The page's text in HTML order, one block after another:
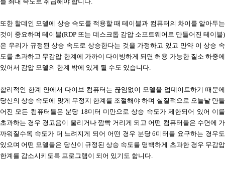
또한 할데인 모델에 상승 속도를 적용할 때 테이블과 컴퓨터의 차이를 알아두는
것이 중요하며 테이블(RDP 또는 데스크톱 감압 소프트웨어로 만들어진 테이블)
은 우리가 규정된 상승 속도로 상승한다는 것을 가정하고 있고 만약 이 상승 속
도를 초과하고 무감압 한계에 가까이 다이빙하게 되면 허용 가능한 질소 하중에
있어서 감압 모델의 한계 밖에 있게 될 수도 있습니다
합리적인 한계 안에서 다이브 컴퓨터는 끊임없이 모델을 업데이트하기 때문에
당신의 상승 속도에 맞게 무정지 한계를 조절해야 하며 실질적으로 오늘날 만들
어진 모든 컴퓨터들은 분당 18미터 미만으로 상승 속도가 제한되어 있어 이를
초과하는 경우 경고음이 울리거나 깜빡 거리게 되고 어떤 컴퓨터들은 수면에 가
까워질수록 속도가 더 느려지게 되어 어떤 경우 분당6미터를 요구하는 경우도
있으며 어떤 모델들은 당신이 규정된 상승 속도를 명백하게 초과한 경우 무감압
한계를 감소시키도록 프로그램이 되어 있기도 합니다